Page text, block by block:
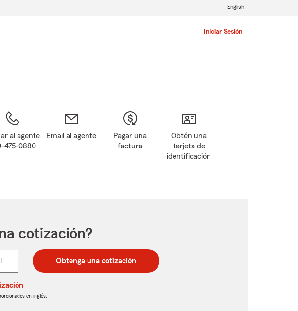
Iniciar Sesión
English
al agente
475-0880
Email al agente
Pagar una
factura
Obtén una
tarjeta de
identificación
cotización?
postal
de
postal
de
Obtenga una cotización
en inglés.